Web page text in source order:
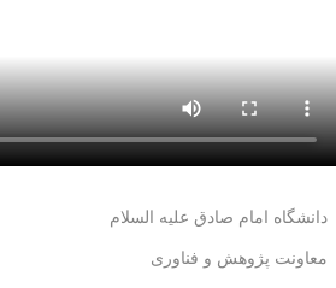
دانشگاه امام صادق علیه السلام
معاونت پژوهش و فناوری